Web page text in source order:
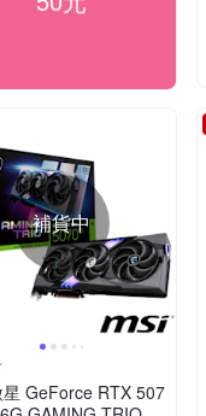
補貨中
星 GeForce RTX 507